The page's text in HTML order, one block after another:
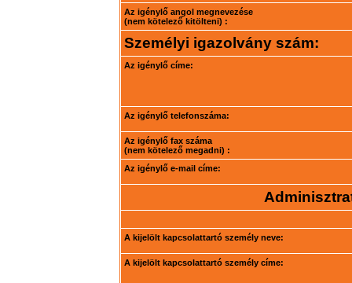
Az igénylő angol megnevezése
(nem kötelező kitölteni) :
Személyi igazolvány szám:
Az igénylő címe:
Az igénylő telefonszáma:
Az igénylő fax száma
(nem kötelező megadni) :
Az igénylő e-mail címe:
A kijelölt kapcsolattartó személy neve:
A kijelölt kapcsolattartó személy címe: